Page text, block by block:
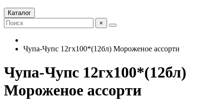
Каталог
×
Чупа-Чупс 12гх100*(12бл) Мороженое ассорти
Чупа-Чупс 12гх100*(12бл)
Мороженое ассорти